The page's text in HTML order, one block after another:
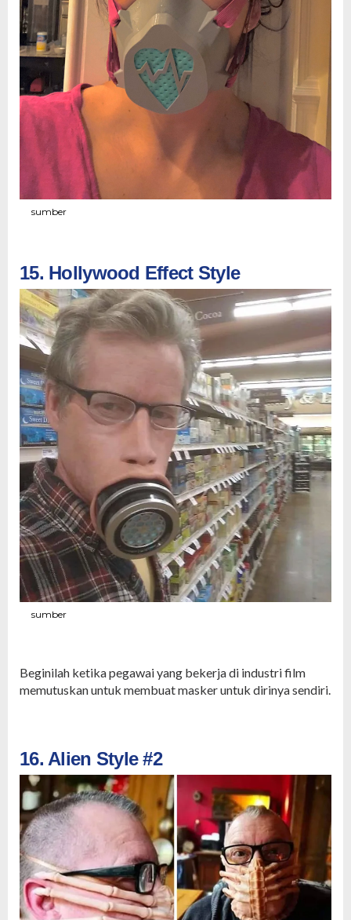
sumber
15. Hollywood Effect Style
sumber
Beginilah ketika pegawai yang bekerja di industri film
memutuskan untuk membuat masker untuk dirinya sendiri.
16. Alien Style #2